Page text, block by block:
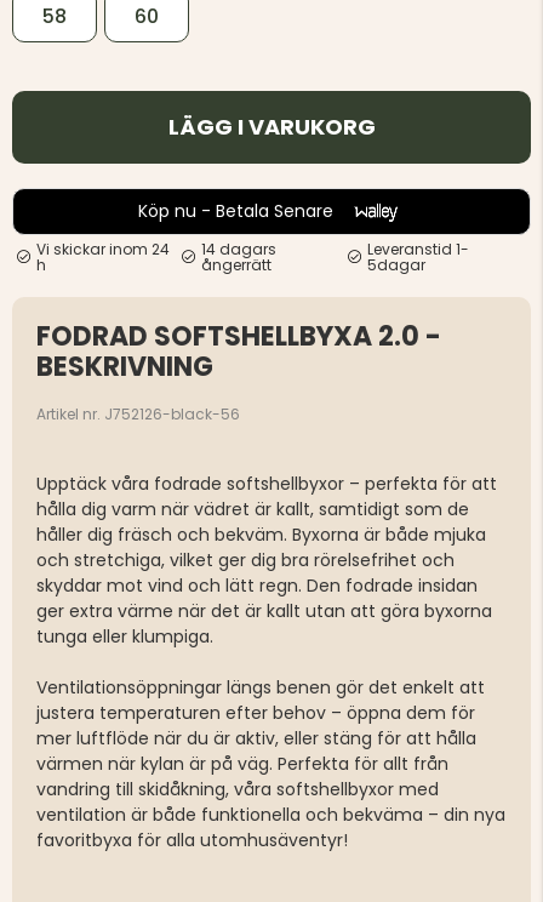
58 60
LÄGG I VARUKORG
Köp nu - Betala Senare
Vi skickar inom 24
h
14 dagars
ångerrätt
Leveranstid 1-
5dagar
FODRAD SOFTSHELLBYXA 2.0 -
BESKRIVNING
Artikel nr. J752126-black-56
Upptäck våra fodrade softshellbyxor – perfekta för att
hålla dig varm när vädret är kallt, samtidigt som de
håller dig fräsch och bekväm. Byxorna är både mjuka
och stretchiga, vilket ger dig bra rörelsefrihet och
skyddar mot vind och lätt regn. Den fodrade insidan
ger extra värme när det är kallt utan att göra byxorna
tunga eller klumpiga.
Ventilationsöppningar längs benen gör det enkelt att
justera temperaturen efter behov – öppna dem för
mer luftflöde när du är aktiv, eller stäng för att hålla
värmen när kylan är på väg. Perfekta för allt från
vandring till skidåkning, våra softshellbyxor med
ventilation är både funktionella och bekväma – din nya
favoritbyxa för alla utomhusäventyr!